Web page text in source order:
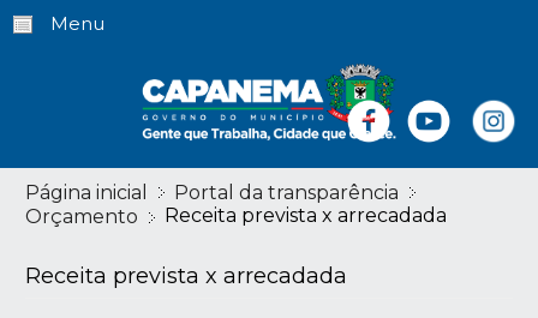
Menu
Página inicial
Portal da transparência
Orçamento
Receita prevista x arrecadada
Receita prevista x arrecadada